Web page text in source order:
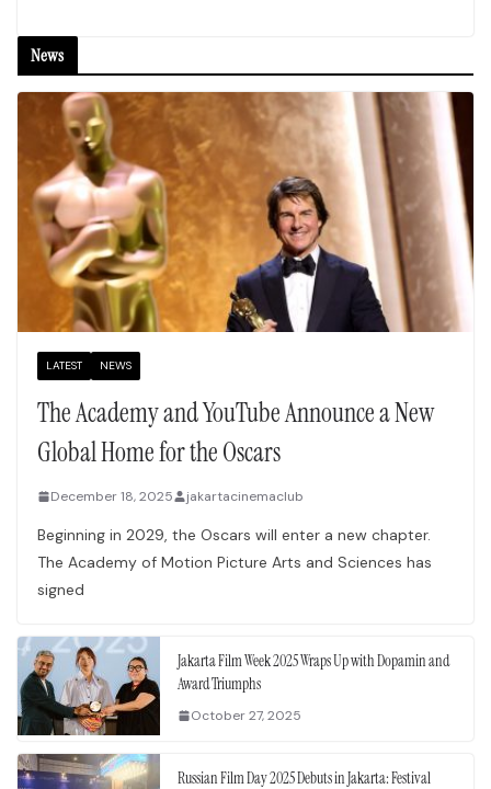
News
LATEST NEWS
The Academy and YouTube Announce a New
Global Home for the Oscars
December 18, 2025 jakartacinemaclub
Beginning in 2029, the Oscars will enter a new chapter.
The Academy of Motion Picture Arts and Sciences has
signed
Jakarta Film Week 2025 Wraps Up with Dopamin and
Award Triumphs
October 27, 2025
Russian Film Day 2025 Debuts in Jakarta: Festival